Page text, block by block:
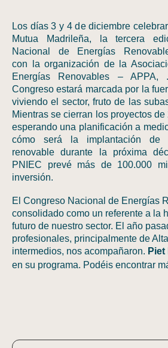
Los días 3 y 4 de diciembre
Mutua Madrileña, la tercera
Nacional de Energías
con la organización de la
Energías Renovables –
Congreso estará marcada por la
viviendo el sector, fruto de las
Mientras se cierran los proyectos
esperando una planificación a
cómo será la implantación de
renovable durante la próxima
PNIEC prevé más de 100.000
inversión.
El Congreso Nacional de Energías
consolidado como un referente a la
futuro de nuestro sector. El año
profesionales, principalmente de
intermedios, nos acompañaron.
en su programa. Podéis encontrar